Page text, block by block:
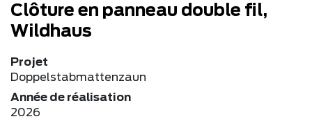
Clôture en panneau double fil,
Wildhaus
Projet
Doppelstabmattenzaun
Année de réalisation
2026